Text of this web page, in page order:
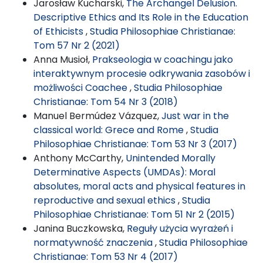
Jarosław Kucharski, The Archangel Delusion.
Descriptive Ethics and Its Role in the Education
of Ethicists,Studia Philosophiae Christianae:
Tom 57 Nr 2 (2021)
Anna Musioł, Prakseologia w coachingu jako
interaktywnym procesie odkrywania zasobów i
możliwości Coachee,Studia Philosophiae
Christianae: Tom 54 Nr 3 (2018)
Manuel Bermúdez Vázquez,Just war in the
classical world: Grece and Rome,Studia
Philosophiae Christianae: Tom 53 Nr 3 (2017)
Anthony McCarthy, Unintended Morally
Determinative Aspects (UMDAs): Moral
absolutes, moral acts and physical features in
reproductive and sexual ethics,Studia
Philosophiae Christianae: Tom 51 Nr 2 (2015)
Janina Buczkowska, Reguły użycia wyrażeń i
normatywność znaczenia,Studia Philosophiae
Christianae: Tom 53 Nr 4 (2017)